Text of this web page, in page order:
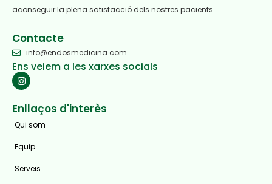
aconseguir la plena satisfacció dels nostres pacients.
Contacte
info@endosmedicina.com
Ens veiem a les xarxes socials
Enllaços d'interès
Qui som
Equip
Serveis